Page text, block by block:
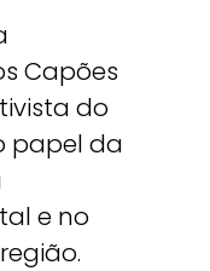
Capões
do
papel da
e no